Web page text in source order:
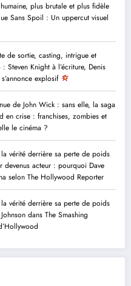
plus brutale et plus fidèle
Sans Spoil : Un uppercut visuel
de sortie, casting, intrigue et
: Steven Knight à l’écriture, Denis
explosif
de John Wick : sans elle, la saga
en crise : franchises, zombies et
le cinéma ?
vérité derrière sa perte de poids
devenus acteur : pourquoi Dave
selon The Hollywood Reporter
vérité derrière sa perte de poids
dans The Smashing